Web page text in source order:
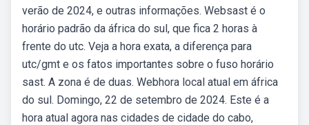
verão de 2024, e outras informações. Websast é o
horário padrão da áfrica do sul, que fica 2 horas à
frente do utc. Veja a hora exata, a diferença para
utc/gmt e os fatos importantes sobre o fuso horário
sast. A zona é de duas. Webhora local atual em áfrica
do sul. Domingo, 22 de setembro de 2024. Este é a
hora atual agora nas cidades de cidade do cabo,